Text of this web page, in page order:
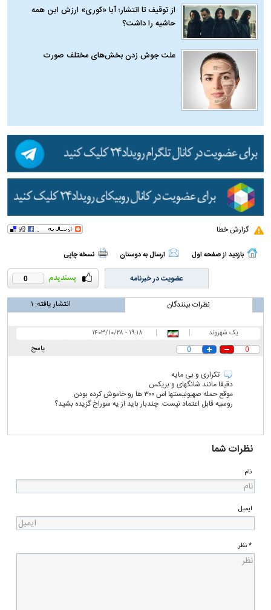
از توقیف تا انتشار؛ آیا «کوری» ارزش این همه
حاشیه را داشت؟
علت جوش زدن بخش‌های مختلف صورت
گزارش خطا
بازدید از صفحه اول ارسال به دوستان نسخه چاپی
0 عضویت در خبرنامه
نظرات بینندگان انتشار یافته: ۱
یک شهروند |
|
۱۹:۱۸ - ۱۴۰۳/۱۰/۲۸
پاسخ
0
0
تکراری و بی مایه
دقیقا مانند شانگهای و بریکس
موقع حمله صهیونیستها اس ۳۰۰ ها رو خاموش کرده بودن.
روسیه قابل اعتماد نیست. چندبار باید از یه سوراخ گزیده بشید؟
نظرات شما
نام
ایمیل
* نظر